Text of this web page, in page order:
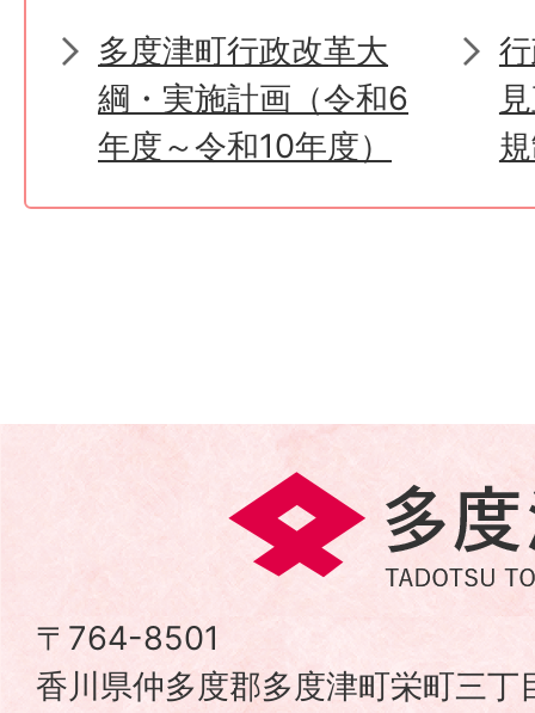
多度津町行政改革大
綱・実施計画（令和6
年度～令和10年度）
多
度
町
〒764-8501
香川県仲多度郡多度津町栄町三